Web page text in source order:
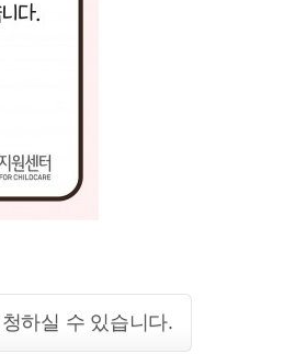
하실 수 있습니다.